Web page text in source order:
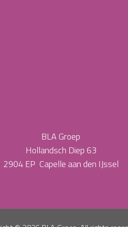
BLA Groep
Hollandsch Diep 63
2904 EP Capelle aan den IJssel